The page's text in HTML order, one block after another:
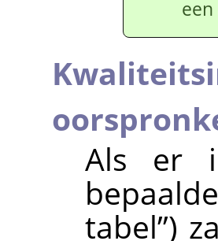
Als er
tabel”)